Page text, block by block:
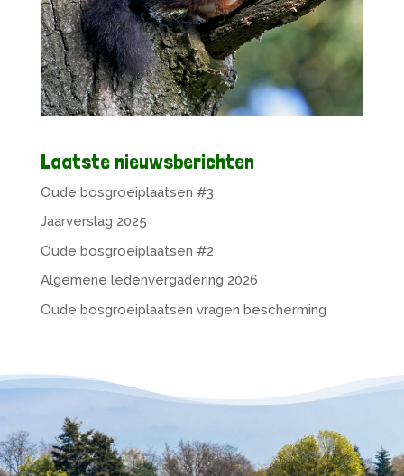
Laatste nieuwsberichten
Oude bosgroeiplaatsen #3
Jaarverslag 2025
Oude bosgroeiplaatsen #2
Algemene ledenvergadering 2026
Oude bosgroeiplaatsen vragen bescherming